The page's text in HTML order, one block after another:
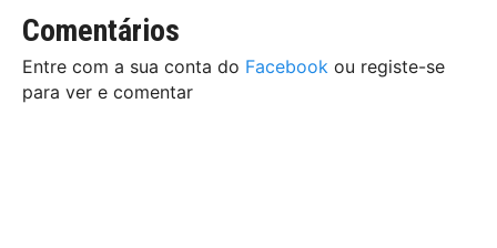
Comentários
Entre com a sua conta do Facebook ou registe-se
para ver e comentar